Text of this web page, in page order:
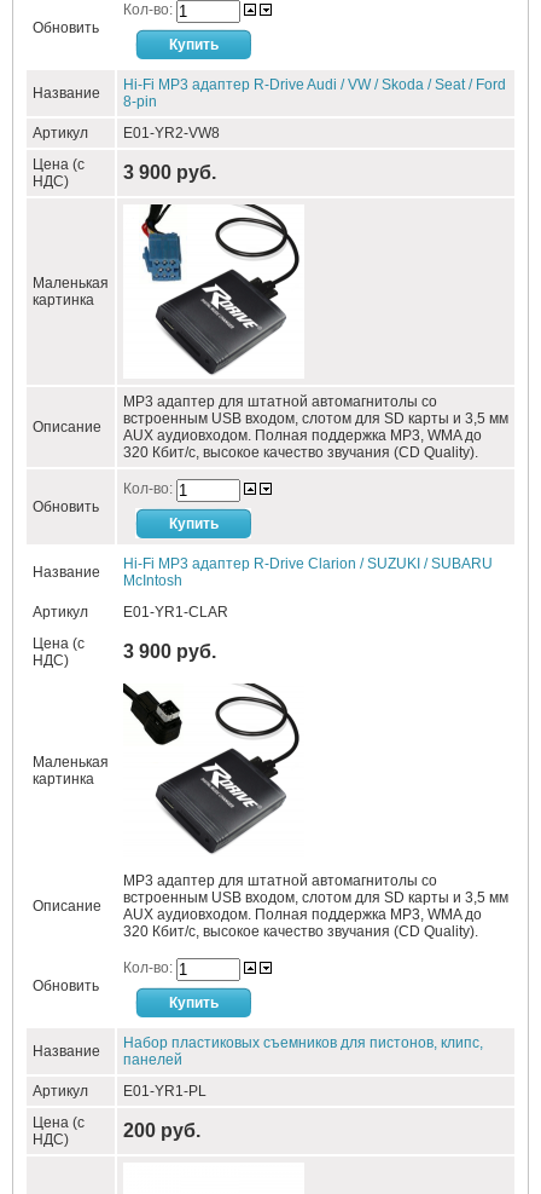
Обновить
Кол-во:
Название
Hi-Fi MP3 адаптер R-Drive Audi / VW / Skoda / Seat / Ford
8-pin
Артикул
E01-YR2-VW8
Цена (с
НДС)
3 900 руб.
Маленькая
картинка
Описание
MP3 адаптер для штатной автомагнитолы со
встроенным USB входом, слотом для SD карты и 3,5 мм
AUX аудиовходом. Полная поддержка MP3, WMA до
320 Кбит/c, высокое качество звучания (CD Quality).
Обновить
Кол-во:
Название
Hi-Fi MP3 адаптер R-Drive Clarion / SUZUKI / SUBARU
McIntosh
Артикул
E01-YR1-CLAR
Цена (с
НДС)
3 900 руб.
Маленькая
картинка
Описание
MP3 адаптер для штатной автомагнитолы со
встроенным USB входом, слотом для SD карты и 3,5 мм
AUX аудиовходом. Полная поддержка MP3, WMA до
320 Кбит/c, высокое качество звучания (CD Quality).
Обновить
Кол-во:
Название
Набор пластиковых съемников для пистонов, клипс,
панелей
Артикул
E01-YR1-PL
Цена (с
НДС)
200 руб.